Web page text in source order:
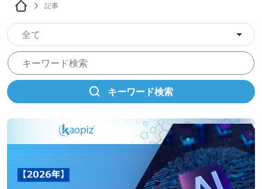
記事
全て
キーワード検索